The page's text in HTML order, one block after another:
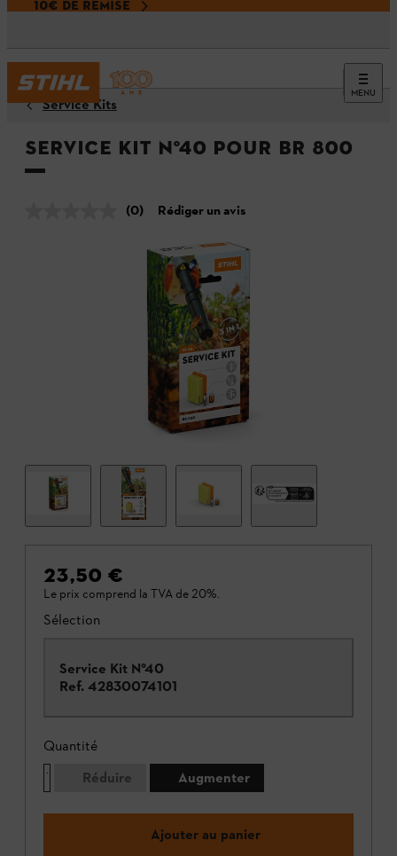
10€ DE REMISE
MENU
Service Kits
Service Kit N°40 pour BR 800
(0) Rédiger un avis
23,50 €
Le prix comprend la TVA de 20%.
Sélection
Service Kit N°40
Ref. 42830074101
Quantité
Réduire
Augmenter
Ajouter au panier